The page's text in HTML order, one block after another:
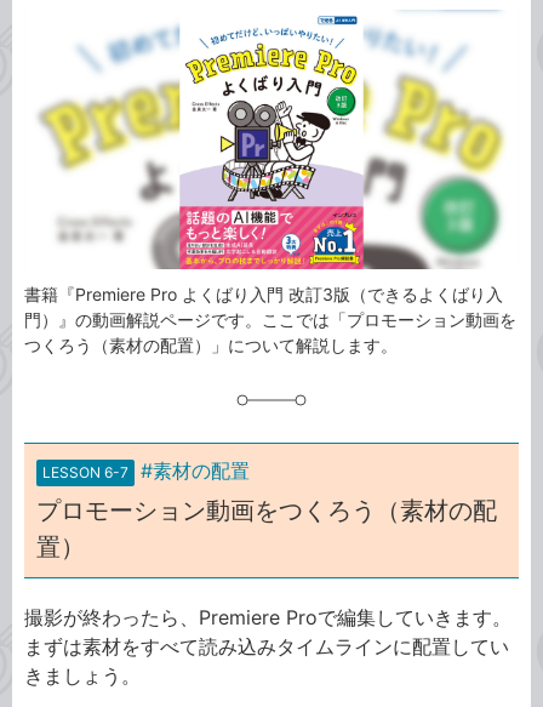
リ
書籍『Premiere Pro よくばり入門 改訂3版（できるよくばり入
門）』の動画解説ページです。ここでは「プロモーション動画を
つくろう（素材の配置）」について解説します。
LESSON 6-7 #素材の配置
プロモーション動画をつくろう（素材の配
置）
撮影が終わったら、Premiere Proで編集していきます。
まずは素材をすべて読み込みタイムラインに配置してい
きましょう。